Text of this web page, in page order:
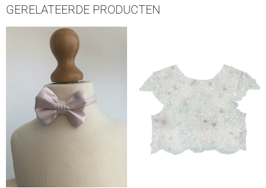
GERELATEERDE PRODUCTEN